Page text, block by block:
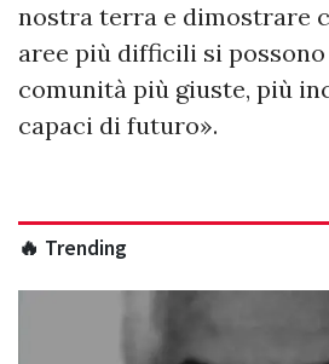
nostra terra e dimostrare
aree più difficili si
comunità più giuste, più
capaci di futuro».
🔥 Trending